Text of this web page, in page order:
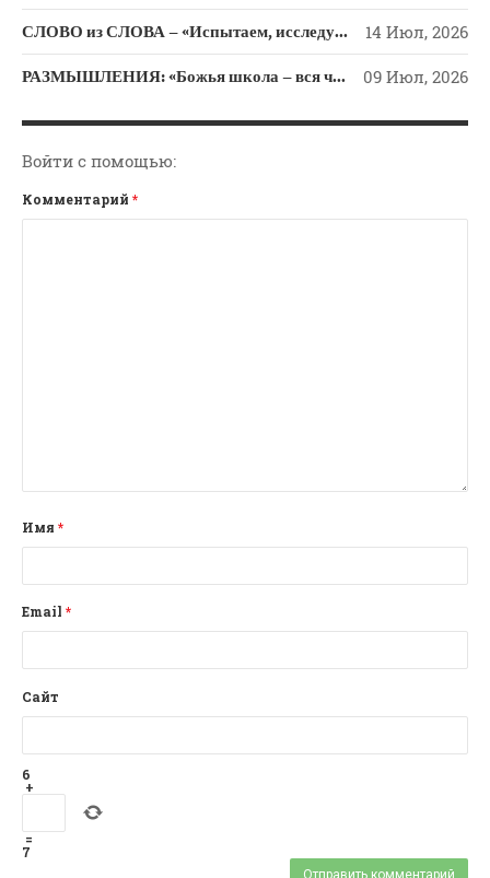
Слово Из Слова
Служение
СЛОВО из СЛОВА – «Испытаем, исследуем пути свои и обратимся к Господу» 14 Июл, 2026
РАЗМЫШЛЕНИЯ: «Божья школа – вся человеческая жизнь» 09 Июл, 2026
Войти с помощью:
Комментарий *
Имя *
Email *
Сайт
6
+
=
7